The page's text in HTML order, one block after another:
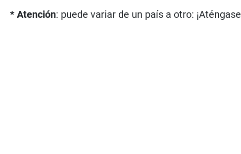
* Atención: puede variar de un país a otro: